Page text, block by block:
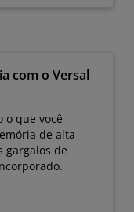
com o Versal
o que você
de alta
gargalos de